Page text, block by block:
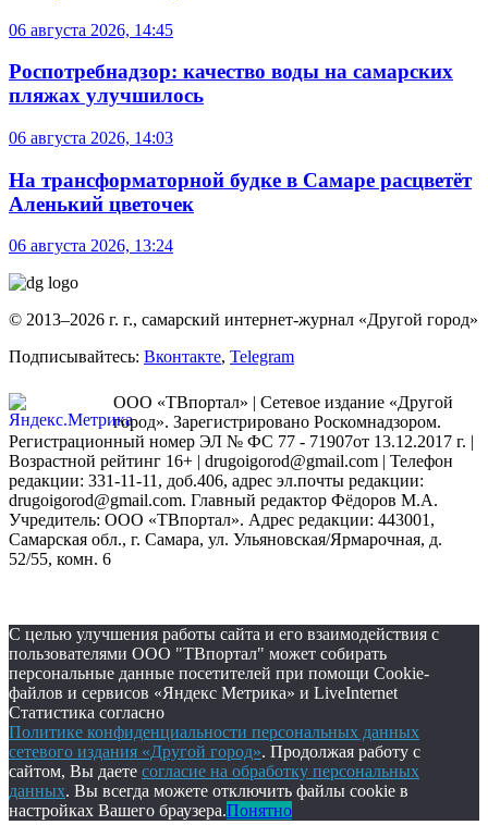
06 августа 2026, 14:45
Роспотребнадзор: качество воды на самарских
пляжах улучшилось
06 августа 2026, 14:03
На трансформаторной будке в Самаре расцветёт
Аленький цветочек
06 августа 2026, 13:24
© 2013–2026 г. г., самарский интернет-журнал «Другой город»
Подписывайтесь: Вконтакте, Telegram
ООО «ТВпортал» | Сетевое издание «Другой
город». Зарегистрировано Роскомнадзором.
Регистрационный номер ЭЛ № ФС 77 - 71907от 13.12.2017 г. |
Возрастной рейтинг 16+ | drugoigorod@gmail.com | Телефон
редакции: 331-11-11, доб.406, адрес эл.почты редакции:
drugoigorod@gmail.com. Главный редактор Фёдоров М.А.
Учредитель: ООО «ТВпортал». Адрес редакции: 443001,
Самарская обл., г. Самара, ул. Ульяновская/Ярмарочная, д.
52/55, комн. 6
С целью улучшения работы сайта и его взаимодействия с
пользователями ООО "ТВпортал" может собирать
персональные данные посетителей при помощи Cookie-
файлов и сервисов «Яндекс Метрика» и LiveInternet
Статистика согласно
Политике конфиденциальности персональных данных
сетевого издания «Другой город». Продолжая работу с
сайтом, Вы даете согласие на обработку персональных
данных. Вы всегда можете отключить файлы cookie в
настройках Вашего браузера.Понятно